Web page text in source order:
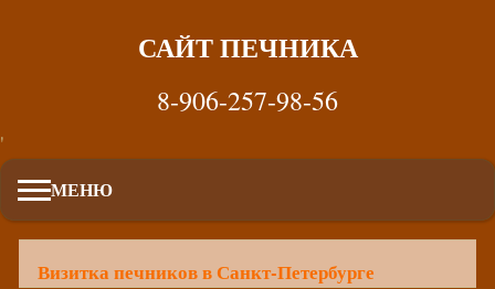
САЙТ ПЕЧНИКА
8-906-257-98-56
'
МЕНЮ
Визитка печников в Санкт-Петербурге